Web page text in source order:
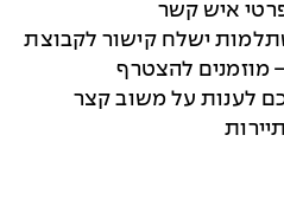
איש קשר
ישלח קישור לקבוצת
להצטרף
לענות על משוב קצר